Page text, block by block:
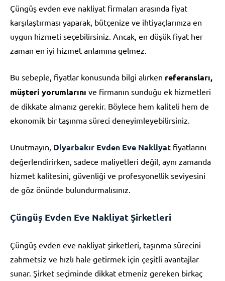
Çüngüş evden eve nakliyat firmaları arasında fiyat
karşılaştırması yaparak, bütçenize ve ihtiyaçlarınıza en
uygun hizmeti seçebilirsiniz. Ancak, en düşük fiyat her
zaman en iyi hizmet anlamına gelmez.
Bu sebeple, fiyatlar konusunda bilgi alırken referansları,
müşteri yorumlarını ve firmanın sunduğu ek hizmetleri
de dikkate almanız gerekir. Böylece hem kaliteli hem de
ekonomik bir taşınma süreci deneyimleyebilirsiniz.
Unutmayın, Diyarbakır Evden Eve Nakliyat fiyatlarını
değerlendirirken, sadece maliyetleri değil, aynı zamanda
hizmet kalitesini, güvenliği ve profesyonellik seviyesini
de göz önünde bulundurmalısınız.
Çüngüş Evden Eve Nakliyat Şirketleri
Çüngüş evden eve nakliyat şirketleri, taşınma sürecini
zahmetsiz ve hızlı hale getirmek için çeşitli avantajlar
sunar. Şirket seçiminde dikkat etmeniz gereken birkaç